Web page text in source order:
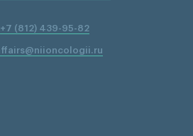
+7 (812) 439-95-82